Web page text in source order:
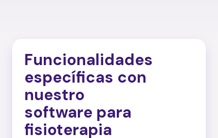
Funcionalidades
específicas con
nuestro
software para
fisioterapia